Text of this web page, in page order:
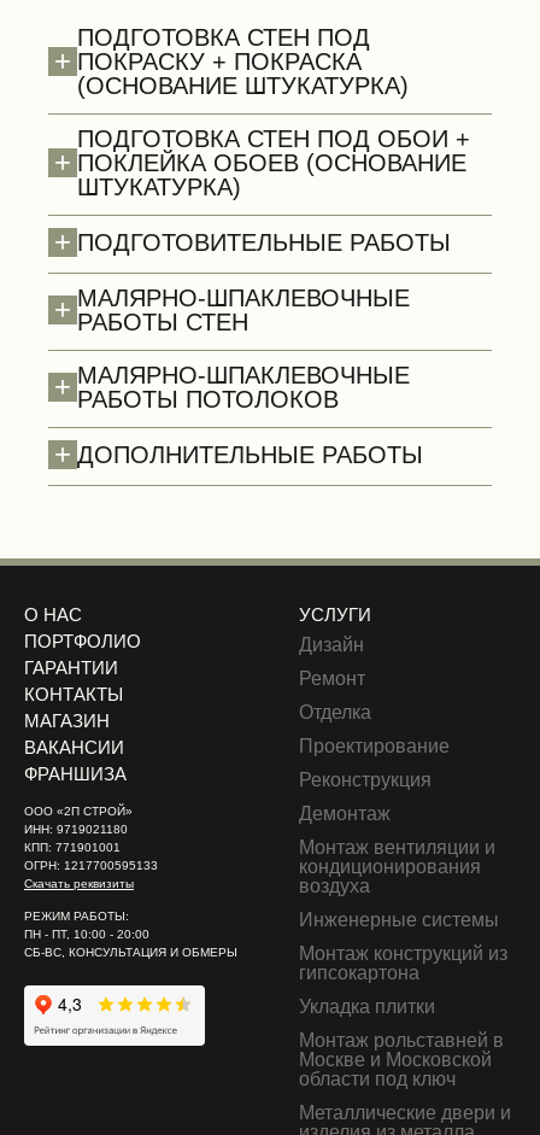
Двери
Сантехнические работы (демонтаж)
Вентиляционные работы (демонтаж)
Электромонтажные работы (демонтаж)
+
ПОДГОТОВКА СТЕН ПОД
ПОКРАСКУ + ПОКРАСКА
(ОСНОВАНИЕ ШТУКАТУРКА)
+
ПОДГОТОВКА СТЕН ПОД ОБОИ +
ПОКЛЕЙКА ОБОЕВ (ОСНОВАНИЕ
ШТУКАТУРКА)
+ ПОДГОТОВИТЕЛЬНЫЕ РАБОТЫ
+ МАЛЯРНО-ШПАКЛЕВОЧНЫЕ
РАБОТЫ СТЕН
+ МАЛЯРНО-ШПАКЛЕВОЧНЫЕ
РАБОТЫ ПОТОЛОКОВ
+ ДОПОЛНИТЕЛЬНЫЕ РАБОТЫ
О НАС
ПОРТФОЛИО
ГАРАНТИИ
КОНТАКТЫ
МАГАЗИН
ВАКАНСИИ
ФРАНШИЗА
ООО «2П СТРОЙ»
ИНН: 9719021180
КПП: 771901001
ОГРН: 1217700595133
Скачать реквизиты
РЕЖИМ РАБОТЫ:
ПН - ПТ, 10:00 - 20:00
СБ-ВС, КОНСУЛЬТАЦИЯ И ОБМЕРЫ
УСЛУГИ
Дизайн
Ремонт
Отделка
Проектирование
Реконструкция
Демонтаж
Монтаж вентиляции и
кондиционирования
воздуха
Инженерные системы
Монтаж конструкций из
гипсокартона
Укладка плитки
Монтаж рольставней в
Москве и Московской
области под ключ
Металлические двери и